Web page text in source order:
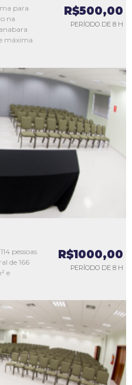
para
na
máxima
R$500,00
PERÍODO DE 8 H
pessoas
de 166
e
R$1000,00
PERÍODO DE 8 H